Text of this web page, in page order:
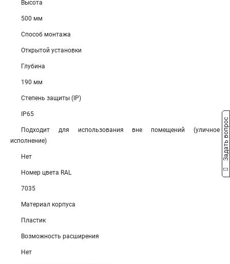
Высота
500 мм
Способ монтажа
Открытой установки
Глубина
190 мм
Степень защиты (IP)
IP65
Подходит для использования вне помещений (уличное
исполнение)
Нет
Номер цвета RAL
7035
Материал корпуса
Пластик
Возможность расширения
Нет
Задать вопрос